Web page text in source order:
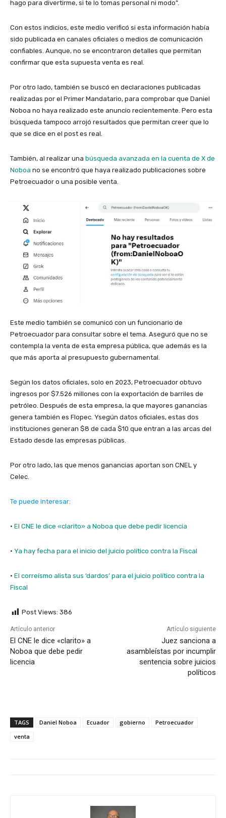
hago para divertirme, si te lo tomas personal ni modo”.
Con estos indicios, este medio verificó si esta información había
sido publicada en canales oficiales o medios de comunicación
confiables. Aunque, no se encontraron detalles que permitan
confirmar que esta supuesta venta es real.
Por otro lado, también se buscó en declaraciones publicadas
realizadas por el Primer Mandatario, para comprobar que Daniel
Noboa no haya realizado este anuncio recientemente. Pero esta
búsqueda tampoco arrojó resultados que permitan creer que lo
que se dice en el post es real.
También, al realizar una búsqueda avanzada en la cuenta de X de
Noboa no se encontró que haya realizado publicaciones sobre
Petroecuador o una posible venta.
Este medio también se comunicó con un funcionario de
Petroecuador para consultar sobre el tema. Aseguró que no se
contempla la venta de esta empresa pública, que además es la
que más aporta al presupuesto gubernamental.
Según los datos oficiales, solo en 2023, Petroecuador obtuvo
ingresos por $7.526 millones con la exportación de barriles de
petróleo. Después de esta empresa, la que mayores ganancias
genera también es Flopec. Ysegún datos oficiales, estas dos
instituciones generan $8 de cada $10 que entran a las arcas del
Estado desde las empresas públicas.
Por otro lado, las que menos ganancias aportan son CNEL y
Celec.
Te puede interesar:
· El CNE le dice «clarito» a Noboa que debe pedir licencia
· Ya hay fecha para el inicio del juicio político contra la Fiscal
· El correísmo alista sus ‘dardos’ para el juicio político contra la
Fiscal
Post Views: 386
Artículo anterior
El CNE le dice «clarito» a
Noboa que debe pedir
licencia
Artículo siguiente
Juez sanciona a
asambleístas por incumplir
sentencia sobre juicios
políticos
TAGS Daniel Noboa Ecuador gobierno
Petroecuador
venta